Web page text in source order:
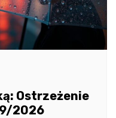
Ostrzeżenie
2026